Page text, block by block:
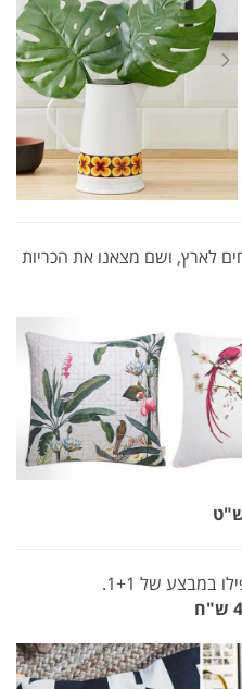
לארץ, ושם מצאנו את הכריות
במבצע של 1+1.